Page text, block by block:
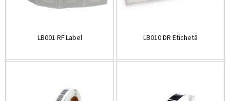
LB001 RF Label LB010 DR Etichetă